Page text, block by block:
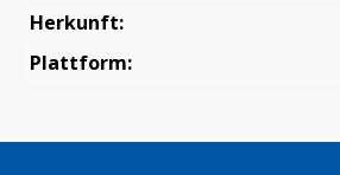
Herkunft:
Plattform: